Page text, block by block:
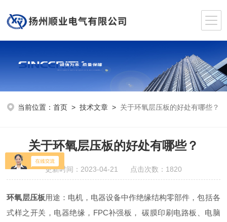
当前位置：首页 >技术文章 > 关于环氧层压板的好处有哪些？
关于环氧层压板的好处有哪些？
更新时间：2023-04-21 点击次数：1820
环氧层压板用途：电机，电器设备中作绝缘结构零部件，包括各
式样之开关，电器绝缘，FPC补强板， 碳膜印刷电路板、电脑